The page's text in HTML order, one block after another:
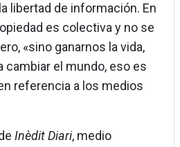
libertad de información. En
es colectiva y no se
«sino ganarnos la vida,
cambiar el mundo, eso es
referencia a los medios
Inèdit Diari, medio